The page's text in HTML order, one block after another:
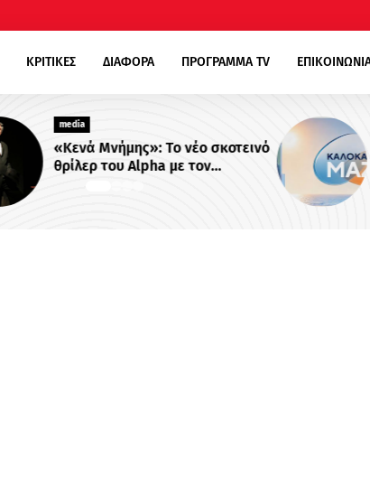
ΚΡΙΤΙΚΕΣ ΔΙΑΦΟΡΑ ΠΡΟΓΡΑΜΜΑ TV
media
«Κενά Μνήμης»: Το νέο σκοτεινό
θρίλερ του Alpha με τον